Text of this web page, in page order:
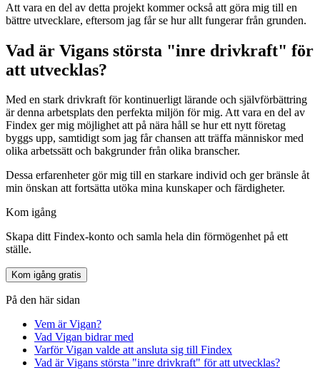
Att vara en del av detta projekt kommer också att göra mig till en
bättre utvecklare, eftersom jag får se hur allt fungerar från grunden.
Vad är Vigans största "inre drivkraft" för
att utvecklas?
Med en stark drivkraft för kontinuerligt lärande och självförbättring
är denna arbetsplats den perfekta miljön för mig. Att vara en del av
Findex ger mig möjlighet att på nära håll se hur ett nytt företag
byggs upp, samtidigt som jag får chansen att träffa människor med
olika arbetssätt och bakgrunder från olika branscher.
Dessa erfarenheter gör mig till en starkare individ och ger bränsle åt
min önskan att fortsätta utöka mina kunskaper och färdigheter.
Kom igång
Skapa ditt Findex-konto och samla hela din förmögenhet på ett
ställe.
Kom igång gratis
På den här sidan
Vem är Vigan?
Vad Vigan bidrar med
Varför Vigan valde att ansluta sig till Findex
Vad är Vigans största "inre drivkraft" för att utvecklas?